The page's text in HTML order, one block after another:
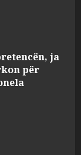
ja
për